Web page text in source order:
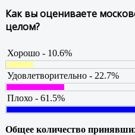
Как вы оцениваете
целом?
Хорошо - 10.6%
Удовлетворительно - 22.7%
Плохо - 61.5%
Общее количество